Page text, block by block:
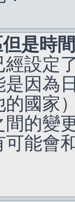
是時
設定
因為
國家
間的變
可能會